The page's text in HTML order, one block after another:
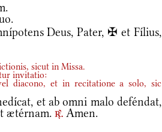
Deus, Pater, ✠ et Fílius,
sicut in Missa.
invitatio:
diacono, et in recitatione a solo, sic
et ab omni malo deféndat,
ætérnam. r. Amen.